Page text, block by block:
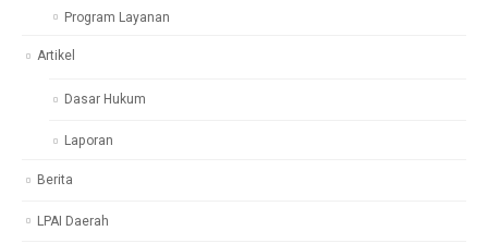
Program Layanan
Artikel
Dasar Hukum
Laporan
Berita
LPAI Daerah